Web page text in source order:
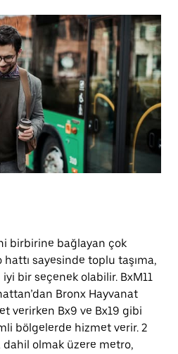
birbirine bağlayan çok
sayesinde toplu taşıma,
bir seçenek olabilir. BxM11
Bronx Hayvanat
verirken Bx9 ve Bx19 gibi
bölgelerde hizmet verir. 2
dahil olmak üzere metro,